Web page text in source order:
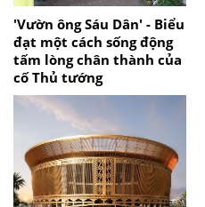
'Vườn ông Sáu Dân' - Biểu
đạt một cách sống động
tấm lòng chân thành của
cố Thủ tướng